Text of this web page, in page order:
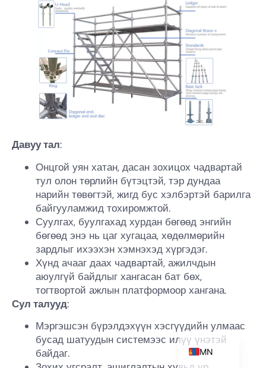
Давуу тал:
Онцгой уян хатан, дасан зохицох чадвартай
тул олон төрлийн бүтэцтэй, тэр дундаа
нарийн төвөгтэй, жигд бус хэлбэртэй барилга
байгууламжид тохиромжтой.
Суулгах, буулгахад хурдан бөгөөд энгийн
бөгөөд энэ нь цаг хугацаа, хөдөлмөрийн
зардлыг ихээхэн хэмнэхэд хүргэдэг.
Хүнд ачааг даах чадвартай, ажилчдын
аюулгүй байдлыг хангасан бат бөх,
тогтвортой ажлын платформоор хангана.
Сул талууд:
Мэргэшсэн бүрэлдэхүүн хэсгүүдийн улмаас
бусад шатуудын системээс илүү үнэтэй
байдаг.
MN
EN
DE
ZH
IT
EL
TH